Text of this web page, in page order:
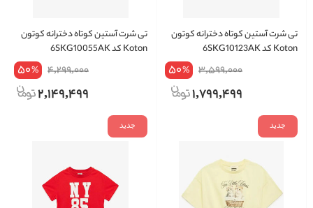
تی شرت آستین کوتاه دخترانه کوتون
Koton کد 6SKG10123AK
3,599,000
50%
1,799,499
تی شرت آستین کوتاه دخترانه کوتون
Koton کد 6SKG10055AK
4,299,000
50%
2,149,499
جدید جدید